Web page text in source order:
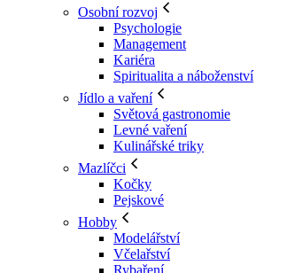
Osobní rozvoj
Psychologie
Management
Kariéra
Spiritualita a náboženství
Jídlo a vaření
Světová gastronomie
Levné vaření
Kulinářské triky
Mazlíčci
Kočky
Pejskové
Hobby
Modelářství
Včelařství
Rybaření